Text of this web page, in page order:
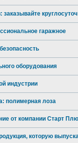
гаражное
оборудования
индустрии
полимерная лоза
от компании Старт
которую